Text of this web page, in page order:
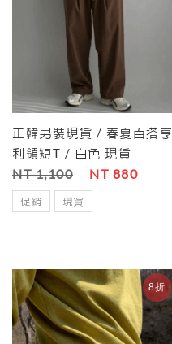
正韓男裝現貨 / 春夏百搭亨
利領短T / 白色 現貨
NT 1,100 NT 880
促銷 現貨
8折